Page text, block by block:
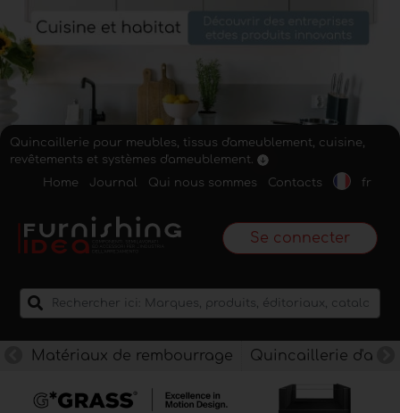
Quincaillerie pour meubles, tissus d'ameublement, cuisine,
revêtements et systèmes d'ameublement.
Home
Journal Qui nous sommes Contacts fr
Se connecter
Matériaux de rembourrage Quincaillerie